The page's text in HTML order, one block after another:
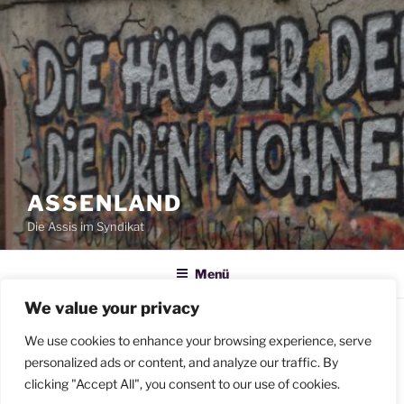
We value your privacy
We use cookies to enhance your browsing experience, serve
personalized ads or content, and analyze our traffic. By
clicking "Accept All", you consent to our use of cookies.
ASSENLAND
Die Assis im Syndikat
Menü
Hallo und herzlich Willkommen auf den Seiten des
Mietshäuser Syndikatsprojektes Assenland – liebevoll
Assi genannt.